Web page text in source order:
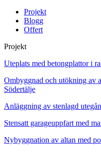
Projekt
Blogg
Offert
Projekt
Uteplats med betongplattor i
Ombyggnad och utökning av
Södertälje
Anläggning av stenlagd
Stensatt garageuppfart med
Nybyggnation av altan med